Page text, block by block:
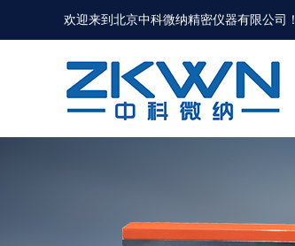
欢迎来到北京中科微纳精密仪器有限公司！